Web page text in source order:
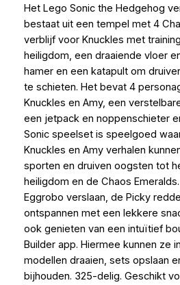
Het Lego Sonic the Hedgehog
bestaat uit een tempel met 4
verblijf voor Knuckles met
heiligdom, een draaiende vloer
hamer en een katapult om
te schieten. Het bevat 4
Knuckles en Amy, een
een jetpack en noppenschieter
Sonic speelset is speelgoed
Knuckles en Amy verhalen
sporten en druiven oogsten tot
heiligdom en de Chaos
Eggrobo verslaan, de Picky
ontspannen met een lekkere
ook genieten van een intuïtief
Builder app. Hiermee kunnen ze
modellen draaien, sets opslaan
bijhouden. 325-delig. Geschikt